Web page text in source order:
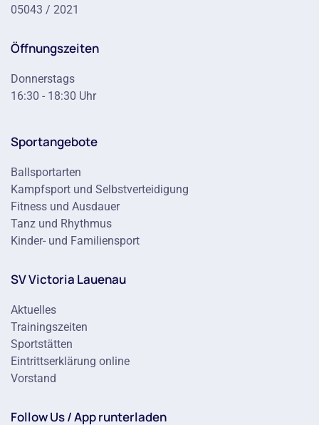
05043 / 2021
Öffnungszeiten
Donnerstags
16:30 - 18:30 Uhr
Sportangebote
Ballsportarten
Kampfsport und Selbstverteidigung
Fitness und Ausdauer
Tanz und Rhythmus
Kinder- und Familiensport
SV Victoria Lauenau
Aktuelles
Trainingszeiten
Sportstätten
Eintrittserklärung online
Vorstand
Follow Us / App runterladen